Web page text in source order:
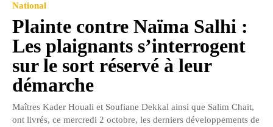
National
Plainte contre Naïma Salhi :
Les plaignants s’interrogent
sur le sort réservé à leur
démarche
Maîtres Kader Houali et Soufiane Dekkal ainsi que Salim Chait,
ont livrés, ce mercredi 2 octobre, les derniers développements de